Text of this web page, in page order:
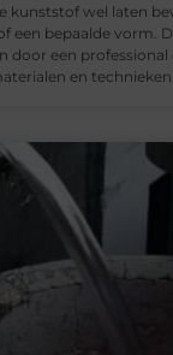
kunststof wel laten
een bepaalde vorm.
door een professional
en